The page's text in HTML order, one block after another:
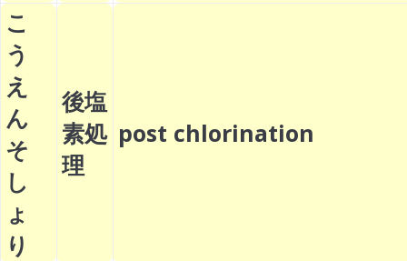
こ
う
え
ん
そ
し
ょ
り
後塩
素処
理
post chlorination